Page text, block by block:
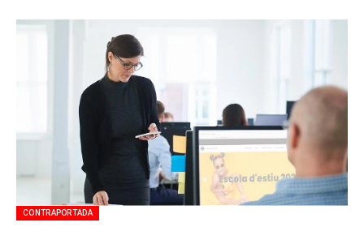
CONTRAPORTADA